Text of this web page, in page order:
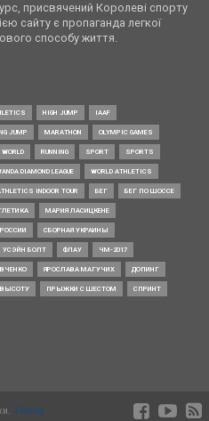
присвячений Королеві спорту
сайту є пропаганда легкої
способу життя.
HIGH JUMP IAAF
JUMP MARATHON OLYMPIC GAMES
WORLD RUNNING SPORT SPORTS
DIAMOND LEAGUE WORLD ATHLETICS
INDOOR TOUR БЕГ БЕГ ПО ШОССЕ
МАРИЯ ЛАСИЦКЕНЕ
СБОРНАЯ УКРАИНЫ
УСЭЙН БОЛТ ФЛАУ ЧМ-2017
ЯРОСЛАВА МАГУЧИХ ДОПИНГ
ПРЫЖКИ С ШЕСТОМ СПРИНТ
Timing